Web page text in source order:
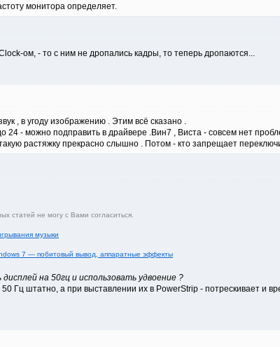
монитора определяет.
ом, - то с ним не дропались кадры, то теперь дропаются...
, в угоду изображению . Этим всё сказано .
24 - можно подправить в драйвере .Вин7 , Виста - совсем нет
растяжку прекрасно слышно . Потом - кто запрещает
статей не могу с Вами согласиться.
музыки
7 — побитовый вывод, аппаратные эффекты
на 50гц и использовать удвоение ?
Гц штатно, а при выставлении их в PowerStrip - потрескивает и